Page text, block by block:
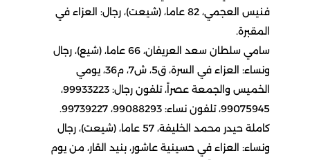
فنيس العجمي، 82 عاما، (شيعت)، رجال: العزاء في
المقبرة.
سامي سلطان سعد العريفان، 66 عاما، (شيع)، رجال
ونساء: العزاء في السرة، ق5، ش7، م36، يومي
الخميس والجمعة عصراً، تلفون رجال: 99933223،
99075945، تلفون نساء: 99088293، 99739227.
كاملة حيدر محمد الخليفة، 57 عاما، (شيعت)، رجال
ونساء: العزاء في حسينية عاشور، بنيد القار، من يوم